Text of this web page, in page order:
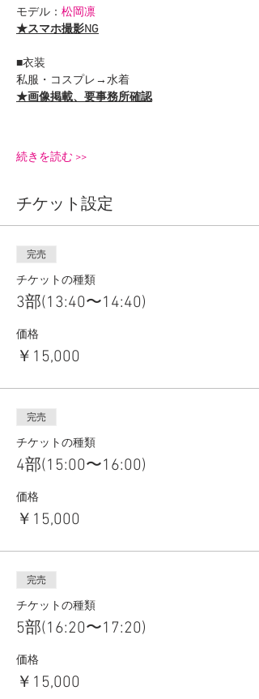
モデル： 松岡凛
★スマホ撮影NG
■衣装
私服・コスプレ→水着
★画像掲載、要事務所確認
続きを読む >>
チケット設定
完売
チケットの種類
3部(13:40〜14:40)
価格
￥15,000
完売
チケットの種類
4部(15:00〜16:00)
価格
￥15,000
完売
チケットの種類
5部(16:20〜17:20)
価格
￥15,000